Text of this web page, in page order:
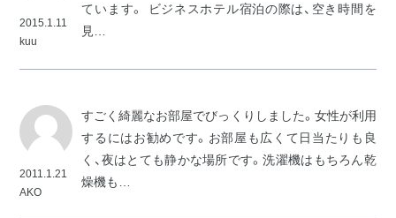
2015.1.11
kuu
ています。 ビジネスホテル宿泊の際は、空き時間を
見…
2011.1.21
AKO
すごく綺麗なお部屋でびっくりしました。女性が利用
するにはお勧めです。お部屋も広くて日当たりも良
く、夜はとても静かな場所です。洗濯機はもちろん乾
燥機も…